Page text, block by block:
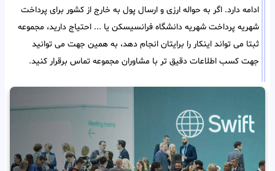
ادامه دارد. اگر به حواله ارزی و ارسال پول به خارج از کشور برای پرداخت
شهریه پرداخت شهریه دانشگاه فرانسیسکن یا ... احتیاج دارید، مجموعه
ثبتا می تواند اینکار را برایتان انجام دهد، به همین جهت می توانید
جهت کسب اطلاعات دقیق تر با مشاوران مجموعه تماس برقرار کنید.